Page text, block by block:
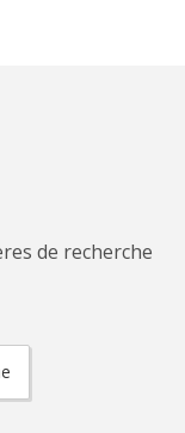
de recherche